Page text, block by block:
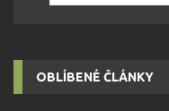
OBLÍBENÉ ČLÁNKY